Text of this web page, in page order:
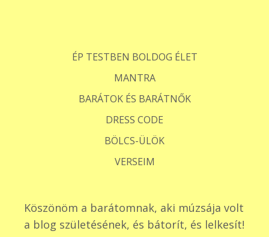
ÉP TESTBEN BOLDOG ÉLET
MANTRA
BARÁTOK ÉS BARÁTNŐK
DRESS CODE
BÖLCS-ÜLÖK
VERSEIM
Köszönöm a barátomnak, aki múzsája volt
a blog születésének, és bátorít, és lelkesít!